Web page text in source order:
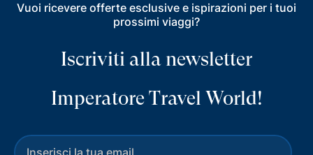
Vuoi ricevere offerte esclusive e ispirazioni per i tuoi
prossimi viaggi?
Iscriviti alla newsletter
Imperatore Travel World!